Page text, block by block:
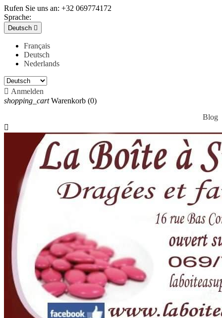
Rufen Sie uns an: +32 069774172
Sprache:
Deutsch 
Français
Deutsch
Nederlands
 Anmelden
shopping_cart Warenkorb (0)
Blog
